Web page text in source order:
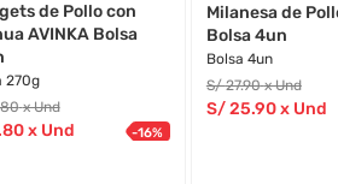
de Pollo con
AVINKA Bolsa
270g
x Und
x Und -16%
Milanesa de
Bolsa 4un
Bolsa 4un
S/27.90 x Und
S/25.90x Und